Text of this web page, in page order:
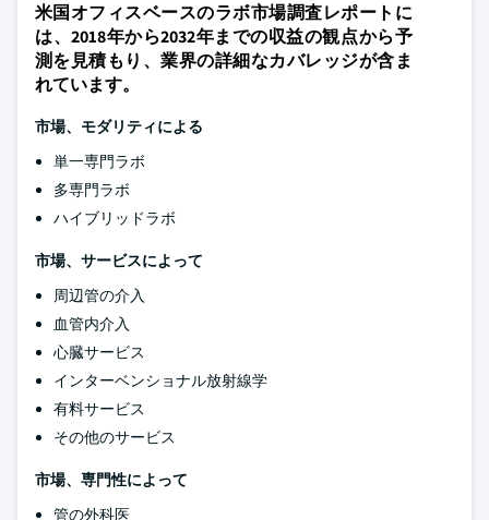
米国オフィスベースのラボ市場調査レポートに
は、2018年から2032年までの収益の観点から予
測を見積もり、業界の詳細なカバレッジが含ま
れています。
市場、モダリティによる
単一専門ラボ
多専門ラボ
ハイブリッドラボ
市場、サービスによって
周辺管の介入
血管内介入
心臓サービス
インターベンショナル放射線学
有料サービス
その他のサービス
市場、専門性によって
管の外科医